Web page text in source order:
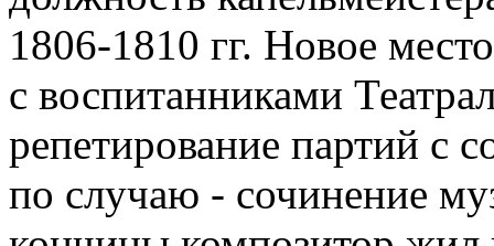
1806-1810 гг. Новое
с воспитанниками
репетирование партий с
по случаю - сочинение